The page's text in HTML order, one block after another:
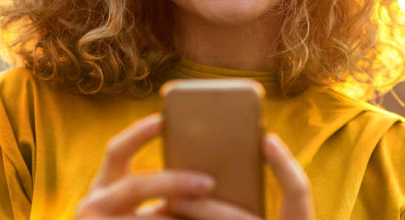
所有产品和服务